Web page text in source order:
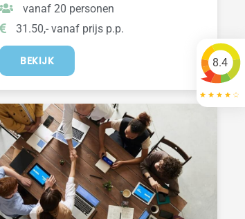
vanaf 20 personen
31.50,- vanaf prijs p.p.
BEKIJK 8.4